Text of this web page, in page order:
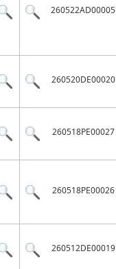
260522AD00005
260520DE00020
260518PE00027
260518PE00026
260512DE00019